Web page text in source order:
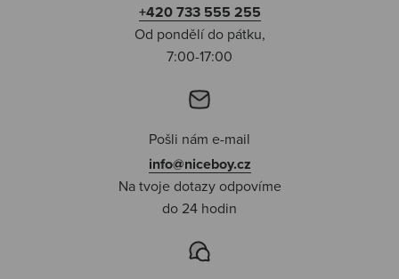
+420 733 555 255
Od pondělí do pátku,
7:00-17:00
Pošli nám e-mail
info@niceboy.cz
Na tvoje dotazy odpovíme
do 24 hodin